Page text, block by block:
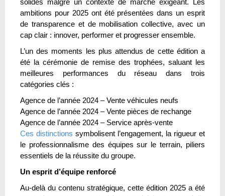
ambitions pour 2025 ont été présentées dans un esprit
de transparence et de mobilisation collective, avec un
cap clair : innover, performer et progresser ensemble.
L’un des moments les plus attendus de cette édition a
été la cérémonie de remise des trophées, saluant les
meilleures performances du réseau dans trois
catégories clés :
Agence de l’année 2024 – Vente véhicules neufs
Agence de l’année 2024 – Vente pièces de rechange
Agence de l’année 2024 – Service après-vente
Ces distinctions symbolisent l’engagement, la rigueur et
le professionnalisme des équipes sur le terrain, piliers
essentiels de la réussite du groupe.
Un esprit d’équipe renforcé
Au-delà du contenu stratégique, cette édition 2025 a été